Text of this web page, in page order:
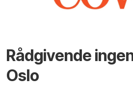
Rådgivende
Oslo